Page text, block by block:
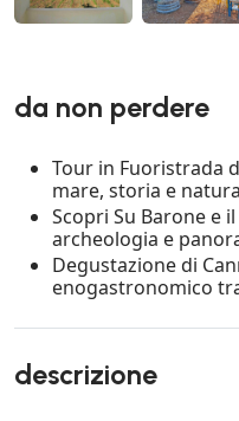
da non perdere
Tour in Fuoristrada
mare, storia e natura
Scopri Su Barone e
archeologia e
Degustazione di
enogastronomico
descrizione